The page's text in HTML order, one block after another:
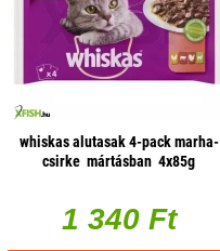
whiskas alutasak 4-pack marha-
csirke mártásban 4x85g
1 340 Ft